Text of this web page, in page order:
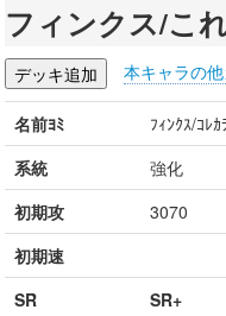
WIKI
設定
フィンクス/こ
本キャラの
名前ﾖﾐ
ﾌｨﾝｸｽ/ｺﾚ
系統
強化
初期攻
3070
初期速
SR
SR+